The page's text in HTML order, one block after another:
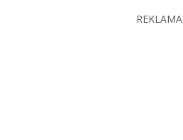
REKLAMA